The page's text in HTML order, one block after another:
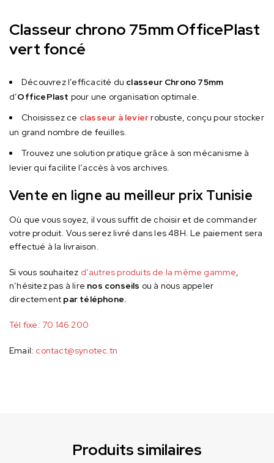
Classeur chrono 75mm OfficePlast
vert foncé
Découvrez l’efficacité du classeur Chrono 75mm
d’OfficePlast pour une organisation optimale.
Choisissez ce classeur à levierrobuste, conçu pour stocker
un grand nombre de feuilles.
Trouvez une solution pratique grâce à son mécanisme à
levier qui facilite l’accès à vos archives.
Vente en ligne au meilleur prix Tunisie
Où que vous soyez, il vous suffit de choisir et de commander
votre produit. Vous serez livré dans les 48H. Le paiement sera
effectué à la livraison.
Si vous souhaitez d’autres produits de la même gamme,
n’hésitez pas à lire nos conseils ou à nous appeler
directement par téléphone.
Tél fixe: 70 146 200
Email: contact@synotec.tn
Produits similaires